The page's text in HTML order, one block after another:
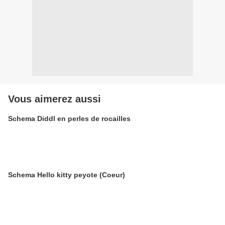
Vous aimerez aussi
Schema Diddl en perles de rocailles
Schema Hello kitty peyote (Coeur)